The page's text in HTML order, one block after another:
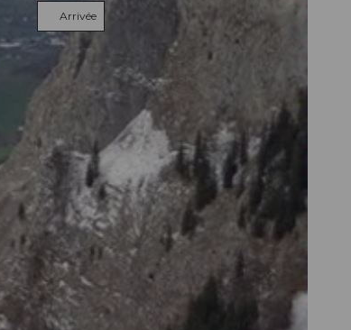
Arrivée